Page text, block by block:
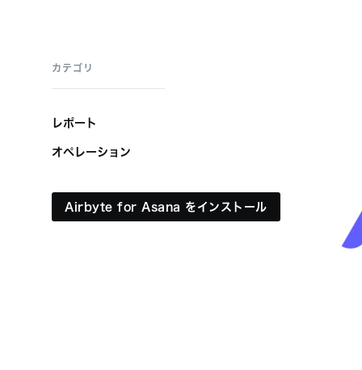
カテゴリ
レポート
オペレーション
Airbyte for Asana をインストール